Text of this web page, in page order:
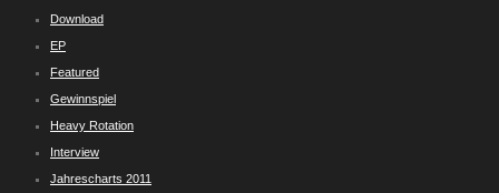
Download
EP
Featured
Gewinnspiel
Heavy Rotation
Interview
Jahrescharts 2011